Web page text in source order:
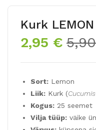
Kurk
2,95 €
Sort: Lemon
Liik: Kurk (
Kogus: 25 seemet
Vilja tüüp: väike